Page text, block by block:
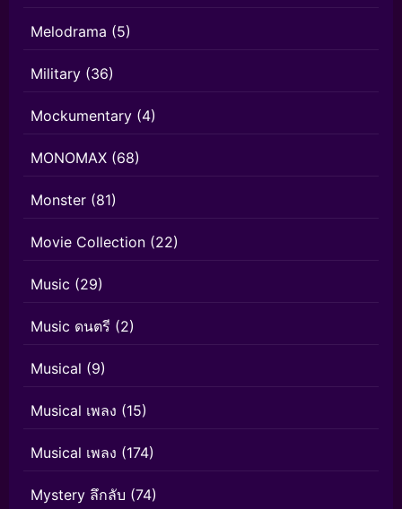
Melodrama (5)
Military (36)
Mockumentary (4)
MONOMAX (68)
Monster (81)
Movie Collection (22)
Music (29)
Music ดนตรี (2)
Musical (9)
Musical เพลง (15)
Musical เพลง (174)
Mystery ลึกลับ (74)